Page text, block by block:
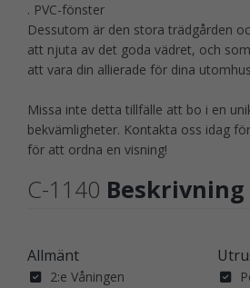
. PVC-fönster
Dessutom är den stora trädgården
att njuta av det goda vädret, och
att vara din allierade för dina
Missa inte detta tillfälle att bo i en
bekvämligheter. Kontakta oss idag
för att ordna en visning!
C-1140 Beskrivning
Allmänt
2:e Våningen